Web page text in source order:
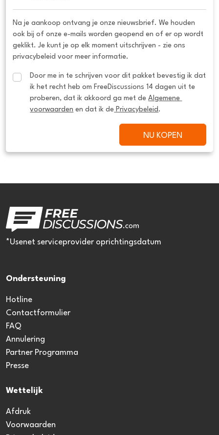
Na je aankoop ontvang je onze nieuwsbrief. We houden
ook bij of onze e-mails worden geopend en of er op wordt
geklikt. Je kunt je op elk moment uitschrijven - zie ons
privacybeleid voor meer informatie.
Door me in te schrijven voor dit pakket bevestig ik dat
ik het recht heb om FreeDiscussions 14 dagen uit te
proberen, dat ik akkoord ga met de Algemene
voorwaarden en dat ik de Privacybeleid .
NU KOPEN
*Usenet serviceprovider oprichtingsdatum
Ondersteuning
Hotline
Contactformulier
FAQ
Annulering
Partner Programma
Presse
Wettelijk
Afdruk
Voorwaarden